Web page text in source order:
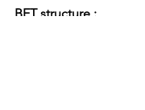
BET structure :